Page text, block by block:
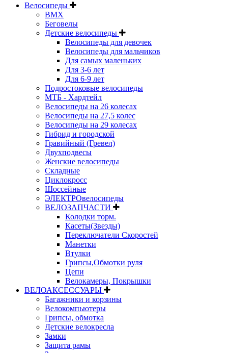
Велосипеды
BMX
Беговелы
Детские велосипеды
Велосипеды для девочек
Велосипеды для мальчиков
Для самых маленьких
Для 3-6 лет
Для 6-9 лет
Подростоковые велосипеды
МТБ - Хардтейл
Велосипеды на 26 колесах
Велосипеды на 27,5 колес
Велосипеды на 29 колесах
Гибрид и городской
Гравийный (Гревел)
Двухподвесы
Женские велосипеды
Складные
Циклокросс
Шоссейные
ЭЛЕКТРОвелосипеды
ВЕЛОЗАПЧАСТИ
Колодки торм.
Касеты(Звезды)
Переключатели Скоростей
Манетки
Втулки
Грипсы,Обмотки руля
Цепи
Велокамеры, Покрышки
ВЕЛОАКСЕССУАРЫ
Багажники и корзины
Велокомпьютеры
Грипсы, обмотка
Детские велокресла
Замки
Защита рамы